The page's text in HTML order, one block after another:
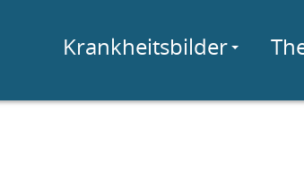
Krankheitsbilder